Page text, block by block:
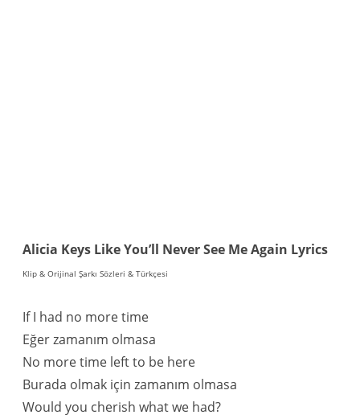
Alicia Keys Like You’ll Never See Me Again Lyrics
Klip & Orijinal Şarkı Sözleri & Türkçesi
If I had no more time
Eğer zamanım olmasa
No more time left to be here
Burada olmak için zamanım olmasa
Would you cherish what we had?